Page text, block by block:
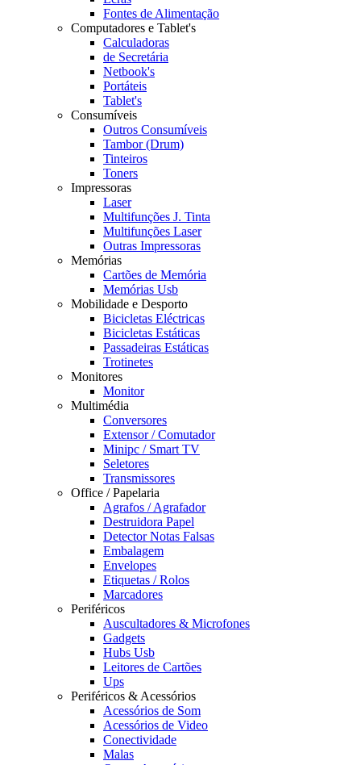
Fontes de Alimentação
Computadores e Tablet's
Calculadoras
de Secretária
Netbook's
Portáteis
Tablet's
Consumíveis
Outros Consumíveis
Tambor (Drum)
Tinteiros
Toners
Impressoras
Laser
Multifunções J. Tinta
Multifunções Laser
Outras Impressoras
Memórias
Cartões de Memória
Memórias Usb
Mobilidade e Desporto
Bicicletas Eléctricas
Bicicletas Estáticas
Passadeiras Estáticas
Trotinetes
Monitores
Monitor
Multimédia
Conversores
Extensor / Comutador
Minipc / Smart TV
Seletores
Transmissores
Office / Papelaria
Agrafos / Agrafador
Destruidora Papel
Detector Notas Falsas
Embalagem
Envelopes
Etiquetas / Rolos
Marcadores
Periféricos
Auscultadores & Microfones
Gadgets
Hubs Usb
Leitores de Cartões
Ups
Periféricos & Acessórios
Acessórios de Som
Acessórios de Video
Conectividade
Malas